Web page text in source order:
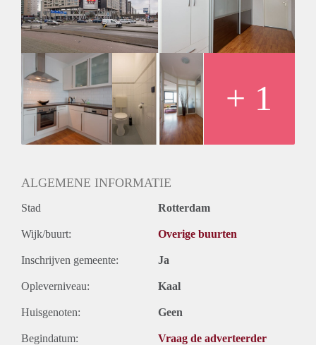
+ 1
ALGEMENE INFORMATIE
Stad Rotterdam
Wijk/buurt: Overige buurten
Inschrijven gemeente: Ja
Opleverniveau: Kaal
Huisgenoten: Geen
Begindatum: Vraag de adverteerder